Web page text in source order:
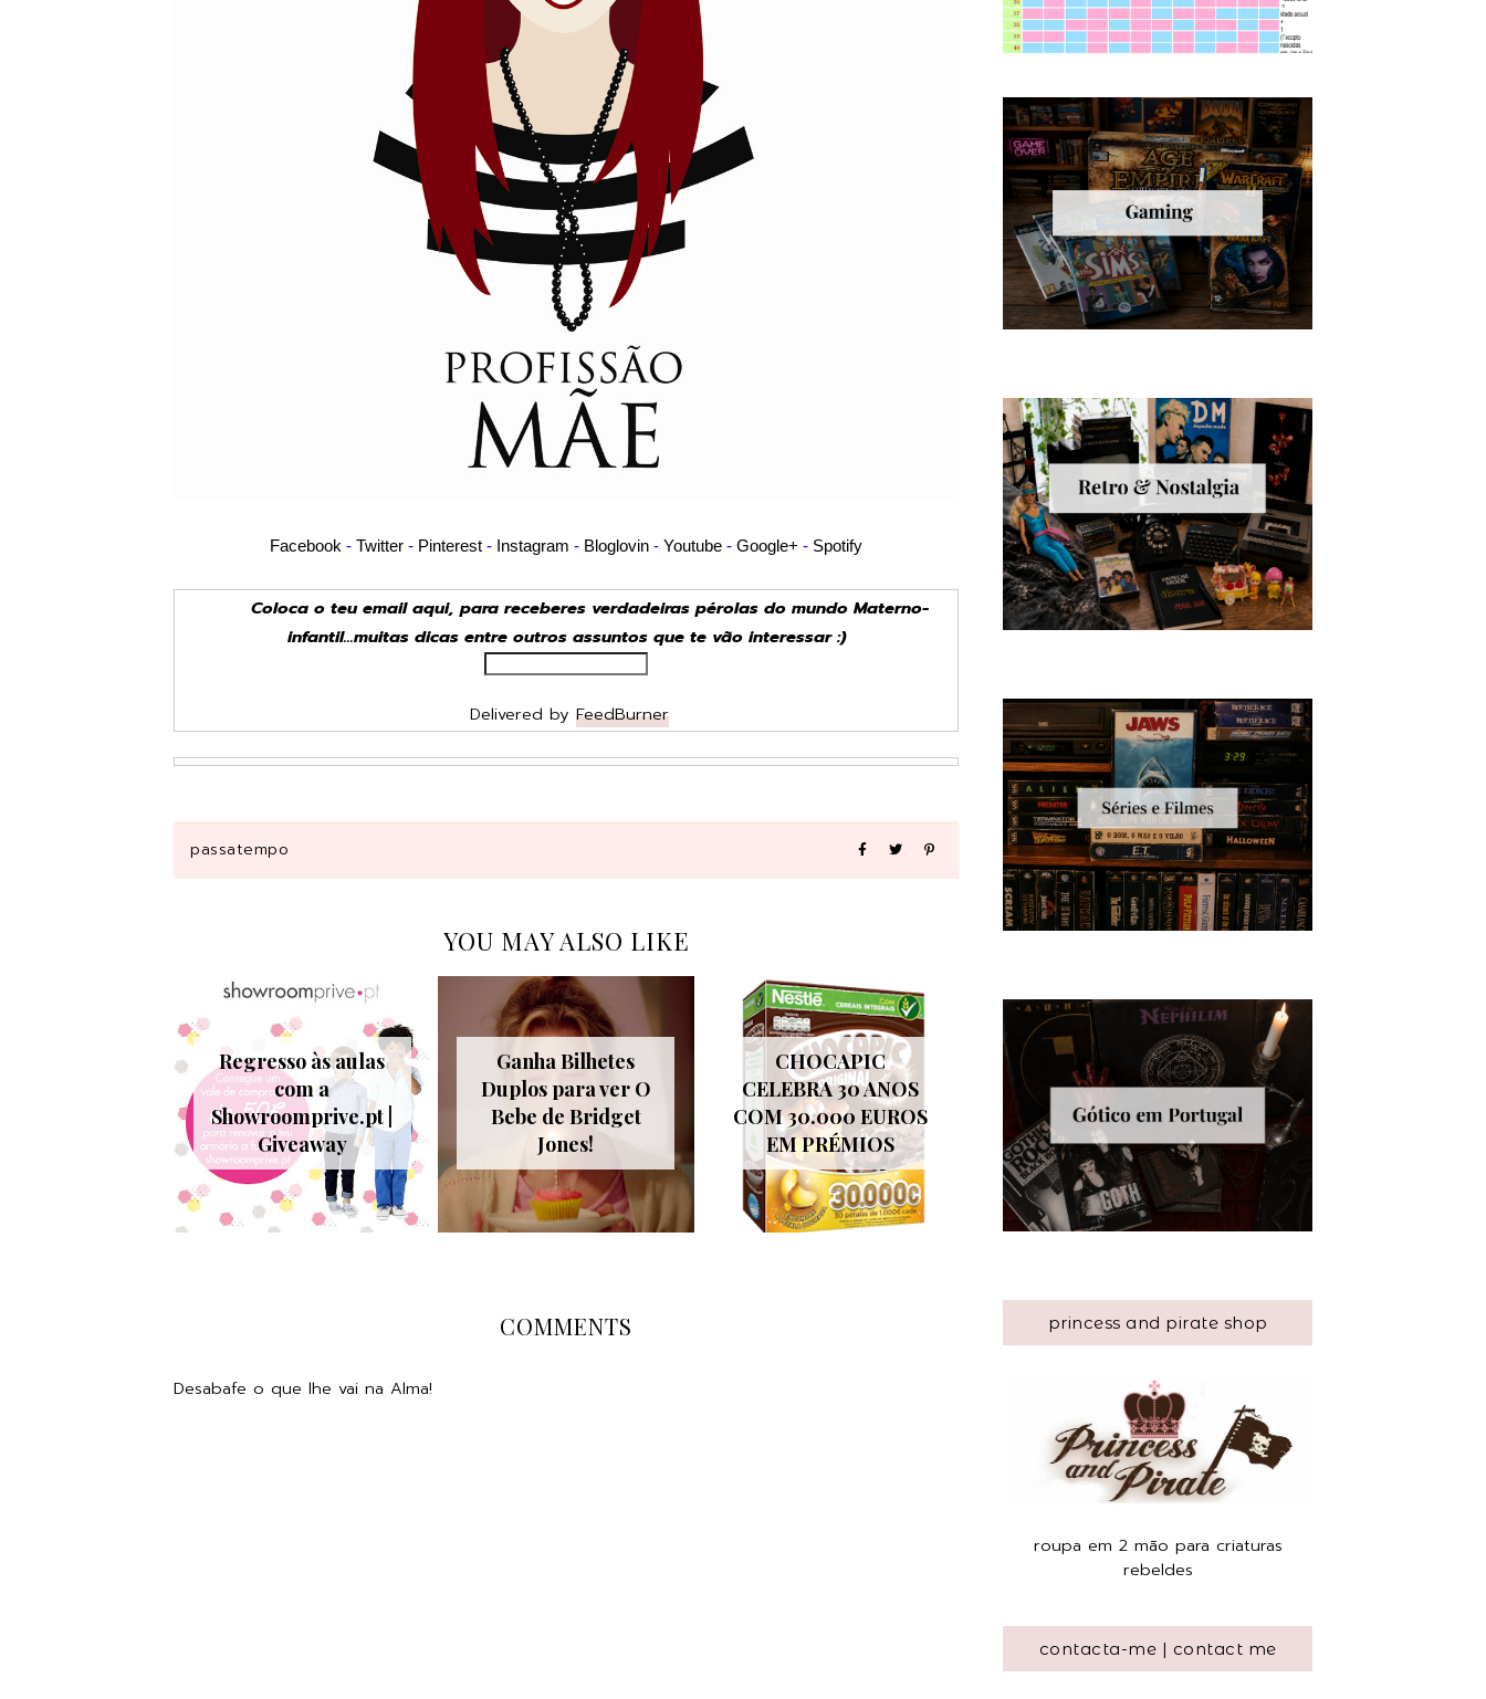
Facebook - Twitter - Pinterest - Instagram - Bloglovin - Youtube - Google+ - Spotify
Coloca o teu email aqui, para receberes verdadeiras pérolas do mundo Materno-
infantil...muitas dicas entre outros assuntos que te vão interessar :)
Delivered by FeedBurner
passatempo
YOU MAY ALSO LIKE
Regresso às aulas
com a
Showroomprive.pt |
Giveaway
Ganha Bilhetes
Duplos para ver O
Bebe de Bridget
Jones!
CHOCAPIC
CELEBRA 30 ANOS
COM 30.000 EUROS
EM PRÉMIOS
COMMENTS
Desabafe o que lhe vai na Alma!
princess and pirate shop
roupa em 2 mão para criaturas
rebeldes
contacta-me | contact me